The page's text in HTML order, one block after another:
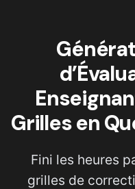
Grilles en
Fini les heures
grilles de